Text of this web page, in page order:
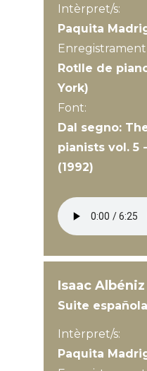
Intèrpret/s:
Paquita
Rotlle de
York)
Font:
Dal segno:
pianists vol. 5 -
(1992)
Isaac Albéniz
Suite
Intèrpret/s:
Paquita